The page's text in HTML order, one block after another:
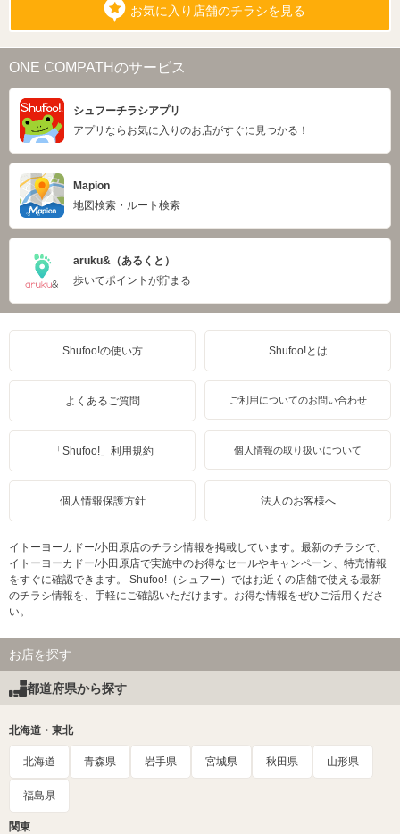
お気に入り店舗のチラシを見る
ONE COMPATHのサービス
シュフーチラシアプリ
アプリならお気に入りのお店がすぐに見つかる！
Mapion
地図検索・ルート検索
aruku&（あるくと）
歩いてポイントが貯まる
Shufoo!の使い方 Shufoo!とは
よくあるご質問 ご利用についてのお問い合わせ
「Shufoo!」利用規約 個人情報の取り扱いについて
個人情報保護方針 法人のお客様へ
イトーヨーカドー/小田原店のチラシ情報を掲載しています。最新のチラシで、
イトーヨーカドー/小田原店で実施中のお得なセールやキャンペーン、特売情報
をすぐに確認できます。 Shufoo!（シュフー）ではお近くの店舗で使える最新
のチラシ情報を、手軽にご確認いただけます。お得な情報をぜひご活用くださ
い。
お店を探す
都道府県から探す
北海道・東北
北海道 青森県 岩手県 宮城県 秋田県 山形県
福島県
関東